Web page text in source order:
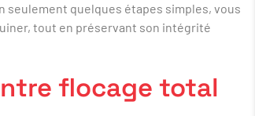
quelques étapes simples, vous
tout en préservant son intégrité
flocage total